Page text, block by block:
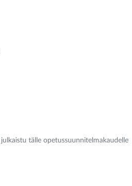
julkaistu tälle opetussuunnitelmakaudelle